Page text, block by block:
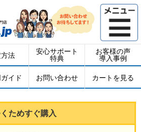
法
安心サポート
特典
お客様の声
導入事例
イド お問い合わせ カートを見る
ためすぐ購入